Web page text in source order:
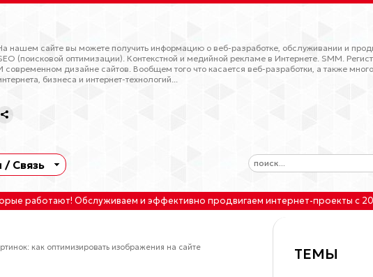
нашем сайте вы можете получить информацию о веб-разработке, обслуживании и
(поисковой оптимизации). Контекстной и медийной рекламе в Интернете. SMM.
современном дизайне сайтов. Вообщем того что касается веб-разработки, а также
бизнеса и интернет-технологий...
/ Связь
работают! Обслуживаем и эффективно продвигаем интернет-проекты с
как оптимизировать изображения на сайте ТЕМЫ